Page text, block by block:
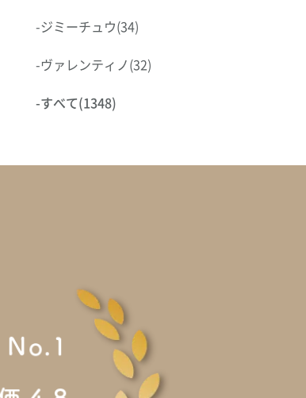
-ジミーチュウ(34)
-ヴァレンティノ(32)
-すべて(1348)